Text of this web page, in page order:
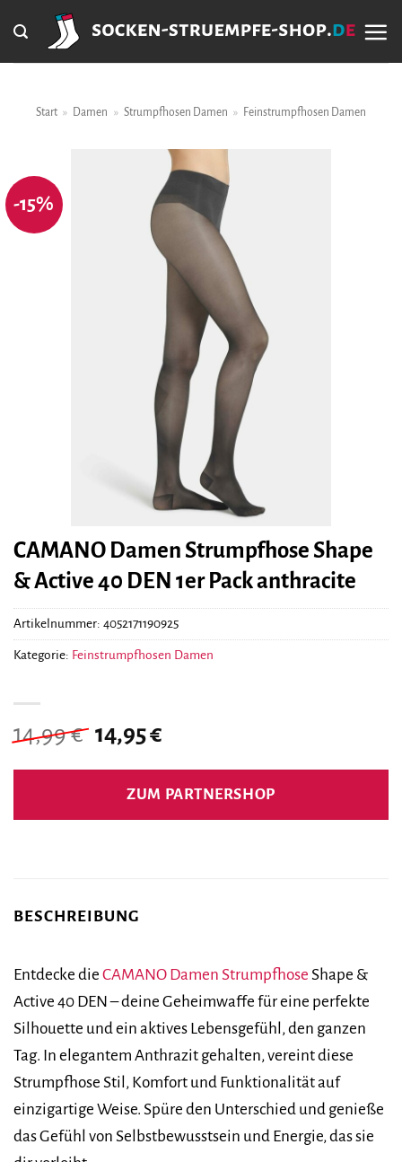
Inhalt
springen
Start » Damen » Strumpfhosen Damen » Feinstrumpfhosen Damen
-15%
CAMANO Damen Strumpfhose Shape
& Active 40 DEN 1er Pack anthracite
14,99€ Ursprünglicher
war:
14,95€Aktueller
ist:
ZUM PARTNERSHOP
Artikelnummer: 4052171190925
Kategorie: Feinstrumpfhosen Damen
BESCHREIBUNG
Entdecke die CAMANO Damen Strumpfhose Shape &
Active 40 DEN – deine Geheimwaffe für eine perfekte
Silhouette und ein aktives Lebensgefühl, den ganzen
Tag. In elegantem Anthrazit gehalten, vereint diese
Strumpfhose Stil, Komfort und Funktionalität auf
einzigartige Weise. Spüre den Unterschied und genieße
das Gefühl von Selbstbewusstsein und Energie, das sie